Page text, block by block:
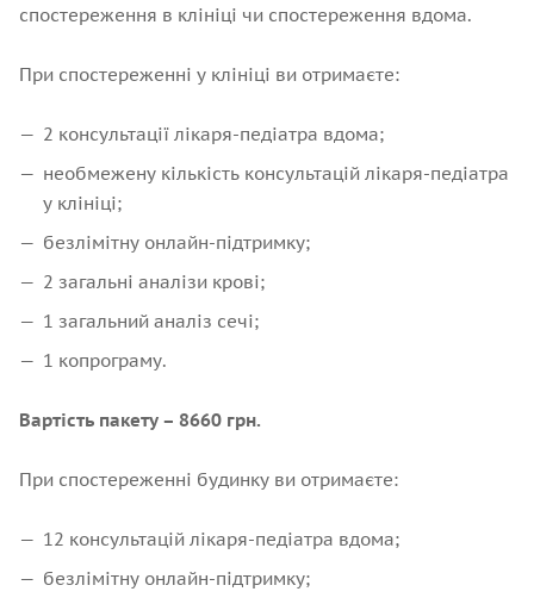
спостереження в клініці чи спостереження вдома.
При спостереженні у клініці ви отримаєте:
2 консультації лікаря-педіатра вдома;
необмежену кількість консультацій лікаря-педіатра
у клініці;
безлімітну онлайн-підтримку;
2 загальні аналізи крові;
1 загальний аналіз сечі;
1 копрограму.
Вартість пакету – 8660 грн.
При спостереженні будинку ви отримаєте:
12 консультацій лікаря-педіатра вдома;
безлімітну онлайн-підтримку;